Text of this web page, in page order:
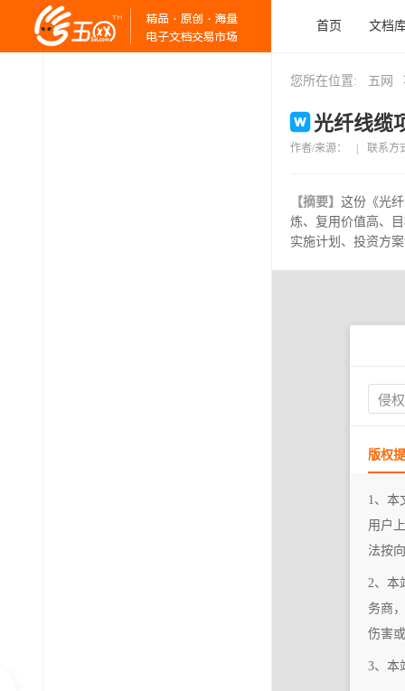
首页 文档
您所在位置: 五网
光纤线缆
作者/来源： 联系方
【摘要】 这份《光
炼、复用价值高、
实施计划、投资方
侵
版权
1、本
用户
法按
2、本
务商
伤害
3、本